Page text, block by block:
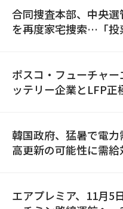
合同捜査本部、中央
を再度家宅捜索…「投
ポスコ・フューチャ
ッテリー企業とLFP正
韓国政府、猛暑で電
高更新の可能性に需給
エアプレミア、11月5